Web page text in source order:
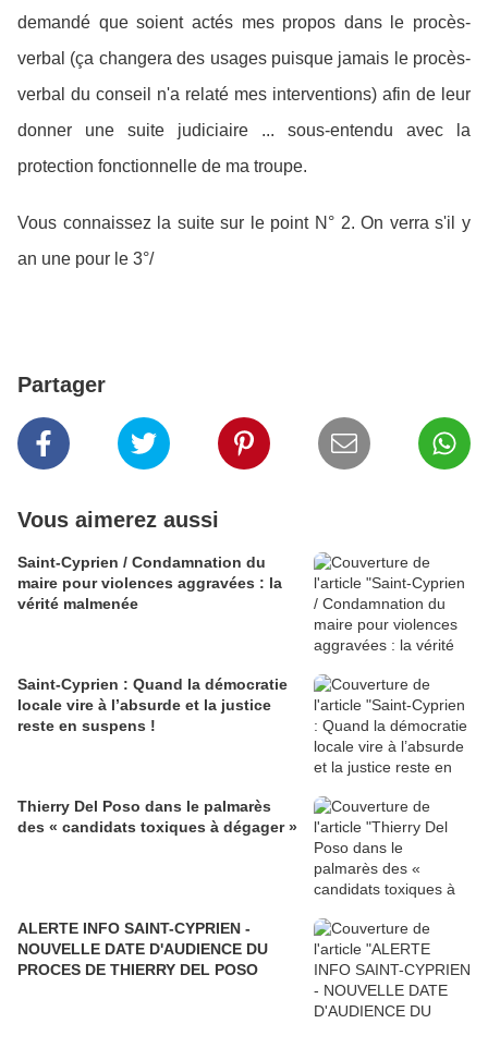
demandé que soient actés mes propos dans le procès-
verbal (ça changera des usages puisque jamais le procès-
verbal du conseil n'a relaté mes interventions) afin de leur
donner une suite judiciaire ... sous-entendu avec la
protection fonctionnelle de ma troupe.
Vous connaissez la suite sur le point N° 2. On verra s'il y
an une pour le 3°/
Partager
Vous aimerez aussi
Saint-Cyprien / Condamnation du
maire pour violences aggravées : la
vérité malmenée
Saint-Cyprien : Quand la démocratie
locale vire à l’absurde et la justice
reste en suspens !
Thierry Del Poso dans le palmarès
des « candidats toxiques à dégager »
ALERTE INFO SAINT-CYPRIEN -
NOUVELLE DATE D'AUDIENCE DU
PROCES DE THIERRY DEL POSO